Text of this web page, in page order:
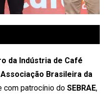
da Indústria de Café
Associação Brasileira da
com patrocínio do SEBRAE,